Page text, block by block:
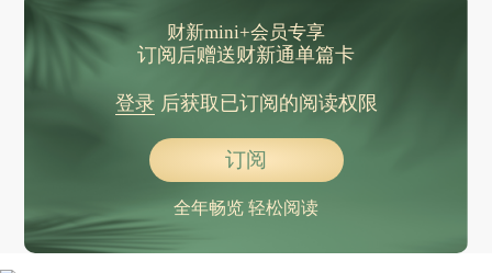
财新mini+会员专享
订阅后赠送财新通单篇卡
登录后获取已订阅的阅读权限
订阅
全年畅览 轻松阅读